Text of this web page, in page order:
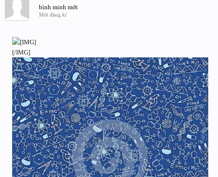
bình minh mới
Mới đăng kí
[/IMG]